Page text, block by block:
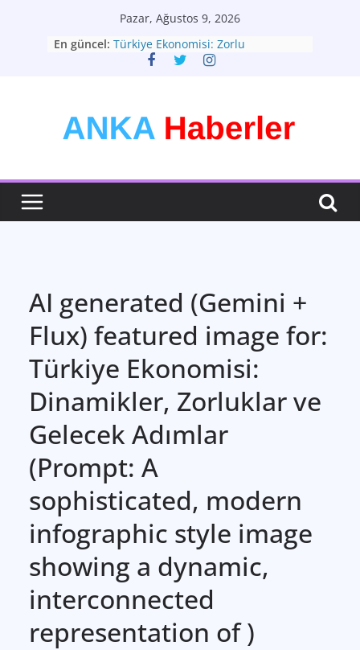
Pazar, Ağustos 9, 2026
En güncel: Türkiye Ekonomisi: Zorlu
Dönemeçte Yeni Adımlar
Daha Fazlası
Bütünsel Sağlık: Yaşam Kalitenizin
AI generated (Gemini +
Flux) featured image for:
Türkiye Ekonomisi:
Dinamikler, Zorluklar ve
Gelecek Adımlar
(Prompt: A
sophisticated, modern
infographic style image
showing a dynamic,
interconnected
representation of )